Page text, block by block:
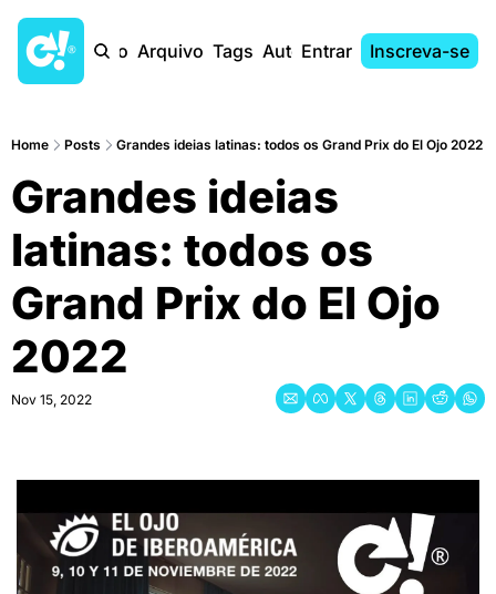
Início Arquivo Tags AutoresEntrar Inscreva-se
Home Posts Grandes ideias latinas: todos os Grand Prix do El Ojo 2022
Grandes ideias
latinas: todos os
Grand Prix do El Ojo
2022
Nov 15, 2022